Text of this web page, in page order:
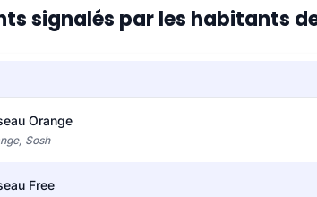
signalés par les habitants
Orange
Sosh
Free